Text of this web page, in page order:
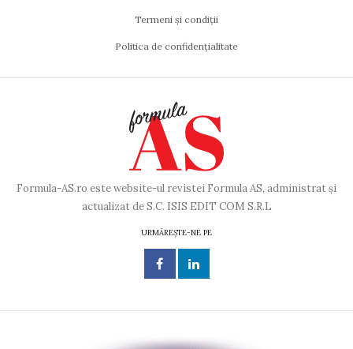
Termeni și condiții
Politica de confidențialitate
Formula-AS.ro este website-ul revistei Formula AS, administrat și
actualizat de S.C. ISIS EDIT COM S.R.L
URMĂREȘTE-NE PE